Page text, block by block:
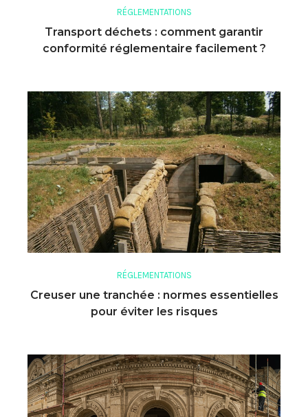
RÉGLEMENTATIONS
Transport déchets : comment garantir
conformité réglementaire facilement ?
RÉGLEMENTATIONS
Creuser une tranchée : normes essentielles
pour éviter les risques